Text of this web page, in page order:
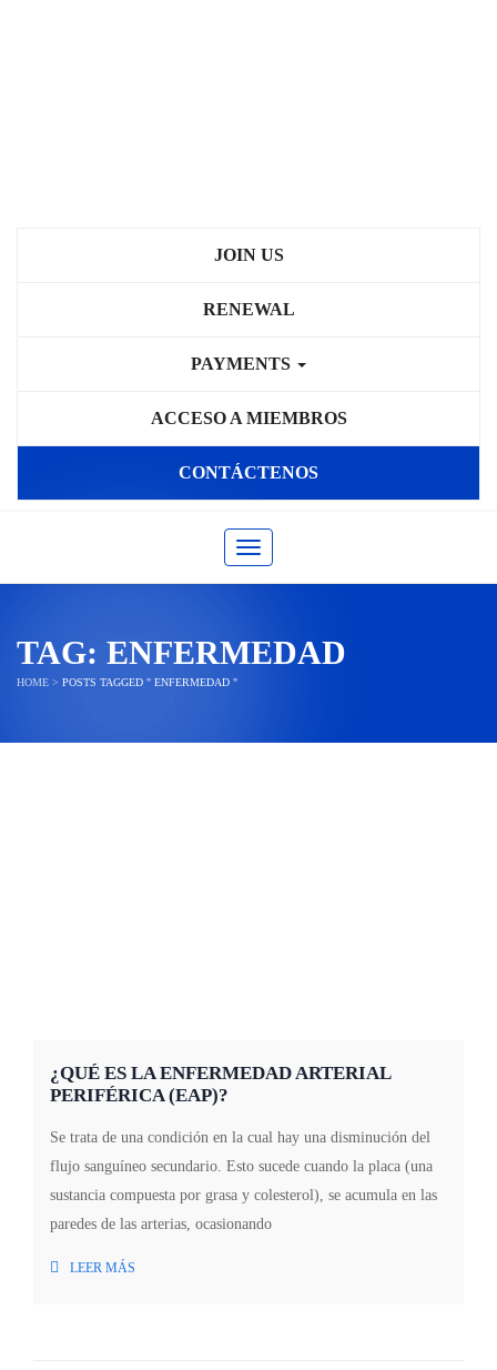
JOIN US
RENEWAL
PAYMENTS
ACCESO A MIEMBROS
CONTÁCTENOS
Toggle navigation
TAG: ENFERMEDAD
HOME > POSTS TAGGED " ENFERMEDAD "
¿QUÉ ES LA ENFERMEDAD ARTERIAL
PERIFÉRICA (EAP)?
Se trata de una condición en la cual hay una disminución del
flujo sanguíneo secundario. Esto sucede cuando la placa (una
sustancia compuesta por grasa y colesterol), se acumula en las
paredes de las arterias, ocasionando
LEER MÁS